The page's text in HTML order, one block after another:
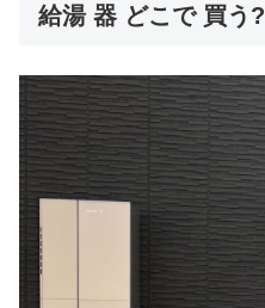
給湯 器 どこで 買う?